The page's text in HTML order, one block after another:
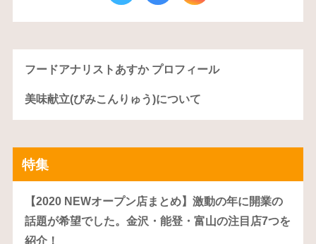
フードアナリストあすか プロフィール
美味献立(びみこんりゅう)について
特集
【2020 NEWオープン店まとめ】激動の年に開業の
話題が希望でした。金沢・能登・富山の注目店7つを
紹介！